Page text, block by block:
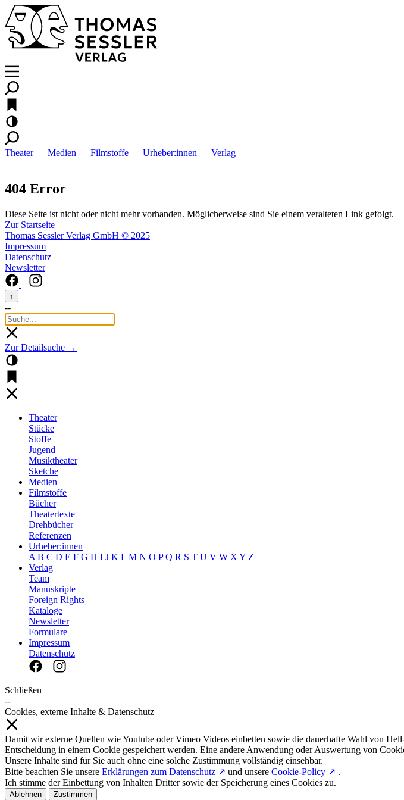
Theater Medien Filmstoffe Urheber:innen Verlag
404 Error
Diese Seite ist nicht oder nicht mehr vorhanden. Möglicherweise sind Sie einem veralteten Link gefolgt.
Zur Startseite
Thomas Sessler Verlag GmbH © 2025
Impressum
Datenschutz
Newsletter
↑
--
Zur Detailsuche →
Theater
Stücke
Stoffe
Jugend
Musiktheater
Sketche
Medien
Filmstoffe
Bücher
Theatertexte
Drehbücher
Referenzen
Urheber:innen
A B C D E F G H I J K L M N O P Q R S T U V W X Y Z
Verlag
Team
Manuskripte
Foreign Rights
Kataloge
Newsletter
Formulare
Impressum
Datenschutz
Schließen
--
Cookies, externe Inhalte & Datenschutz
Damit wir externe Quellen wie Youtube oder Vimeo Videos einbetten sowie die dauerhafte Wahl von
Entscheidung in einem Cookie gespeichert werden. Eine andere Anwendung oder Auswertung von
Unsere Inhalte sind für Sie auch ohne eine solche Zustimmung vollständig einsehbar.
Bitte beachten Sie unsere Erklärungen zum Datenschutz ↗ und unsere Cookie-Policy ↗ .
Ich stimme der Einbettung von Inhalten Dritter sowie der Speicherung eines Cookies zu.
Ablehnen Zustimmen